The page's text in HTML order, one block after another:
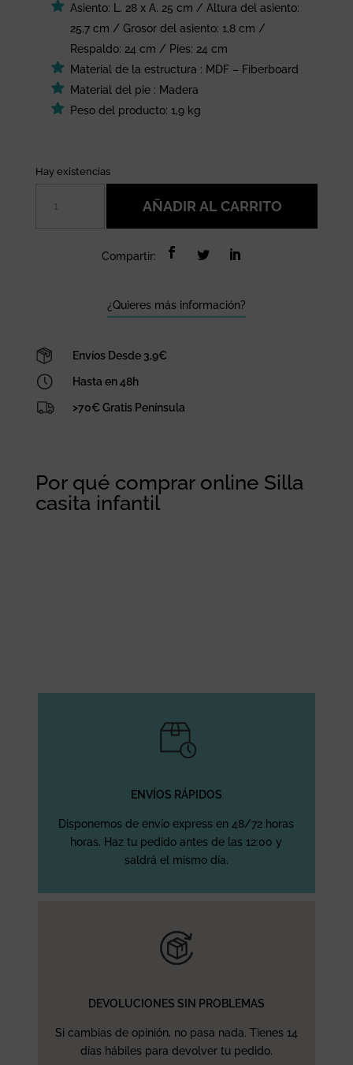
Asiento: L. 28 x A. 25 cm / Altura del asiento:
25,7 cm / Grosor del asiento: 1,8 cm /
Respaldo: 24 cm / Pies: 24 cm
Material de la estructura : MDF – Fiberboard
Material del pie : Madera
Peso del producto: 1,9 kg
Hay existencias
casita
AÑADIR AL CARRITO
Compartir:
¿Quieres más información?
Envíos Desde 3,9€
Hasta en 48h
>70€ Gratis Península
Por qué comprar online Silla
casita infantil
ENVÍOS RÁPIDOS
Disponemos de envío express en 48/72 horas
horas. Haz tu pedido antes de las 12:00 y
saldrá el mismo día.
DEVOLUCIONES SIN PROBLEMAS
Si cambias de opinión, no pasa nada. Tienes 14
días hábiles para devolver tu pedido.